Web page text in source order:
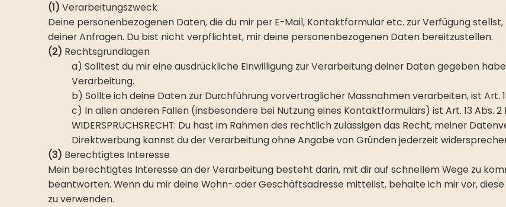
(1) Verarbeitungszweck
Deine personenbezogenen Daten, die du mir per E-Mail, Kontaktformular etc. zur Verfügung
deiner Anfragen. Du bist nicht verpflichtet, mir deine personenbezogenen Daten bereitzustellen.
(2) Rechtsgrundlagen
a) Solltest du mir eine ausdrückliche Einwilligung zur Verarbeitung deiner Daten gegeben
Verarbeitung.
b) Sollte ich deine Daten zur Durchführung vorvertraglicher Massnahmen verarbeiten, ist Art.
c) In allen anderen Fällen (insbesondere bei Nutzung eines Kontaktformulars) ist Art. 13 Abs. 2
WIDERSPRUCHSRECHT: Du hast im Rahmen des rechtlich zulässigen das Recht, meiner
Direktwerbung kannst du der Verarbeitung ohne Angabe von Gründen jederzeit
(3) Berechtigtes Interesse
Mein berechtigtes Interesse an der Verarbeitung besteht darin, mit dir auf schnellem Wege zu
beantworten. Wenn du mir deine Wohn- oder Geschäftsadresse mitteilst, behalte ich mir vor,
zu verwenden.